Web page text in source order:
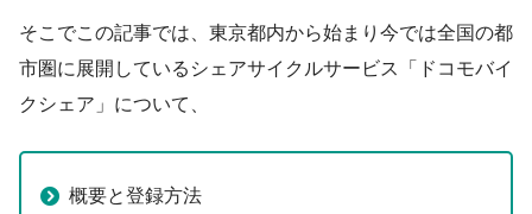
そこでこの記事では、東京都内から始まり今では全国の都
市圏に展開しているシェアサイクルサービス「ドコモバイ
クシェア」について、
概要と登録方法